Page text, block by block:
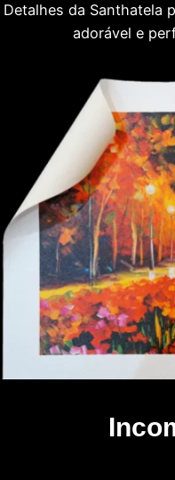
Detalhes da Santhatela
adorável e